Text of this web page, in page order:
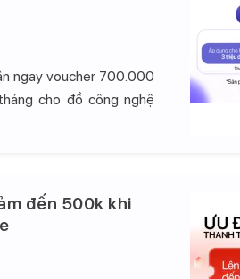
ngay voucher 700.000
cho đồ công nghệ
đến 500k khi